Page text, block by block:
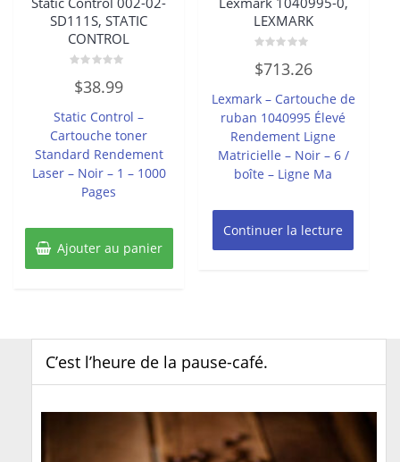
SD111S, STATIC
CONTROL
0
sur
$38.99
Static Control –
Cartouche toner
Standard Rendement
Laser – Noir – 1 – 1000
Pages
Ajouter au panier
LEXMARK
0
sur
$713.26
Lexmark – Cartouche de
ruban 1040995 Élevé
Rendement Ligne
Matricielle – Noir – 6 /
boîte – Ligne Ma
Continuer la lecture
C’est l’heure de la pause-café.